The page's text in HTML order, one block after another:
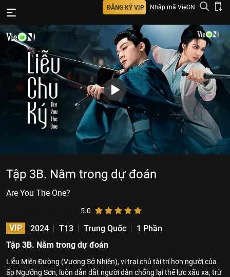
ĐĂNG KÝ VIP Nhập mã VieON
Tập 3B. Nằm trong dự đoán
Are You The One?
5.0
VIP 2024 T13 Trung Quốc
1 Phần
Tập 3B. Nằm trong dự đoán
Liễu Miên Đường (Vương Sở Nhiên), vị trại chủ tài trí hơn người của
ấp Ngưỡng Sơn, luôn dẫn dắt người dân chống lại thế lực xấu xa, trừ